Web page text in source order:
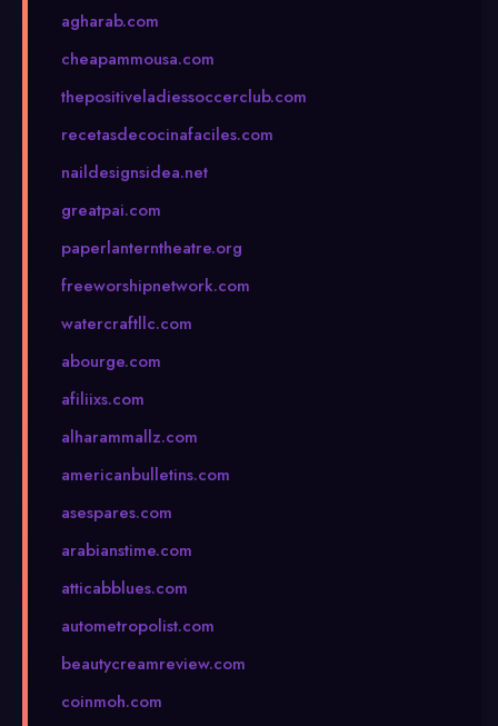
agharab.com
cheapammousa.com
thepositiveladiessoccerclub.com
recetasdecocinafaciles.com
naildesignsidea.net
greatpai.com
paperlanterntheatre.org
freeworshipnetwork.com
watercraftllc.com
abourge.com
afiliixs.com
alharammallz.com
americanbulletins.com
asespares.com
arabianstime.com
atticabblues.com
autometropolist.com
beautycreamreview.com
coinmoh.com